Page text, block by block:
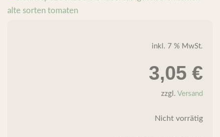
inkl. 7 % MwSt.
3,05 €
zzgl. Versand
Nicht vorrätig